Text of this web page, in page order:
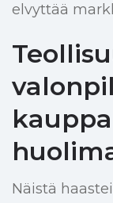
elvyttää
Näistä